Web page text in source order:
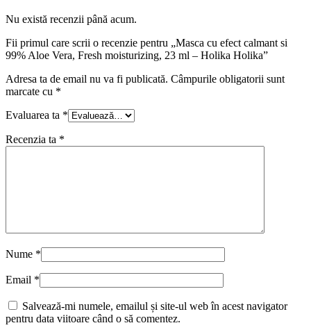
Nu există recenzii până acum.
Fii primul care scrii o recenzie pentru „Masca cu efect calmant si
99% Aloe Vera, Fresh moisturizing, 23 ml – Holika Holika”
Adresa ta de email nu va fi publicată. Câmpurile obligatorii sunt
marcate cu *
Evaluarea ta *
Recenzia ta *
Nume *
Email *
Salvează-mi numele, emailul și site-ul web în acest navigator
pentru data viitoare când o să comentez.